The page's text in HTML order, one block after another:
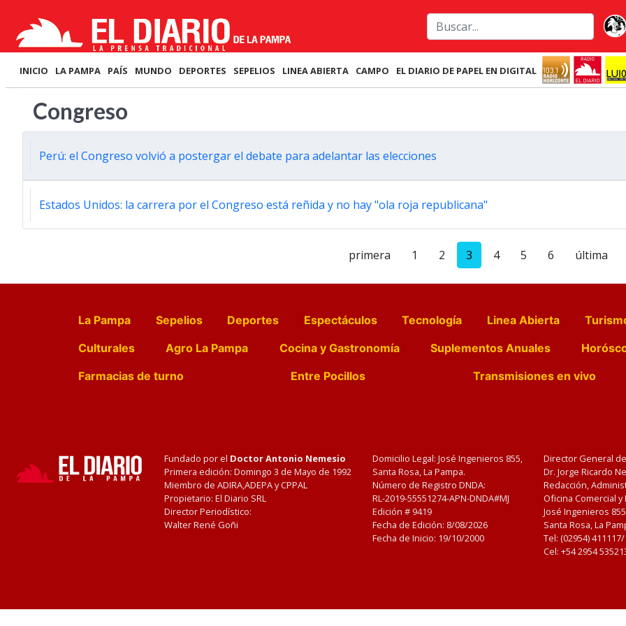
INICIO LA PAMPA PAÍS MUNDO DEPORTES SEPELIOS LINEA ABIERTA CAMPO EL DIARIO DE PAPEL EN DIGITAL
Congreso
Perú: el Congreso volvió a postergar el debate para adelantar las elecciones
Estados Unidos: la carrera por el Congreso está reñida y no hay "ola roja republicana"
primera 1 2 3 4 5 6 última
La Pampa Sepelios Deportes Espectáculos Tecnología Linea Abierta
Culturales
Agro La Pampa Cocina y Gastronomía Suplementos Anuales
Farmacias de turno
Entre Pocillos Transmisiones en vivo
Fundado por el Doctor Antonio Nemesio
Primera edición: Domingo 3 de Mayo de 1992
Miembro de ADIRA,ADEPA y CPPAL
Propietario: El Diario SRL
Director Periodístico:
Walter René Goñi
Domicilio Legal: José Ingenieros 855,
Santa Rosa, La Pampa.
Número de Registro DNDA:
RL-2019-55551274-APN-DNDA#MJ
Edición # 9419
Fecha de Edición: 8/08/2026
Fecha de Inicio: 19/10/2000
Director General
Dr. Jorge Ricardo
Redacción,
Oficina Comercial
José Ingenieros
Santa Rosa, La
Tel: (02954)
Cel: +54 2954